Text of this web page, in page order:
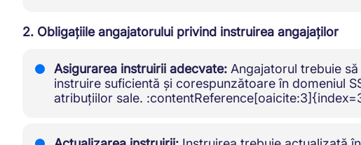
2. Obligațiile angajatorului privind instruirea angajaților
Asigurarea instruirii adecvate: Angajatorul trebuie
instruire suficientă și corespunzătoare în domeniul
atribuțiilor sale.